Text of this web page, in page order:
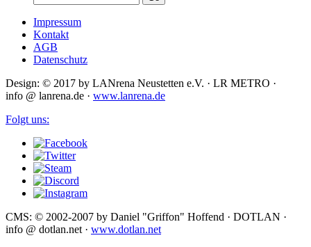
Impressum
Kontakt
AGB
Datenschutz
Design: © 2017 by LANrena Neustetten e.V. · LR METRO ·
info @ lanrena.de · www.lanrena.de
Folgt uns:
CMS: © 2002-2007 by Daniel "Griffon" Hoffend · DOTLAN ·
info @ dotlan.net · www.dotlan.net